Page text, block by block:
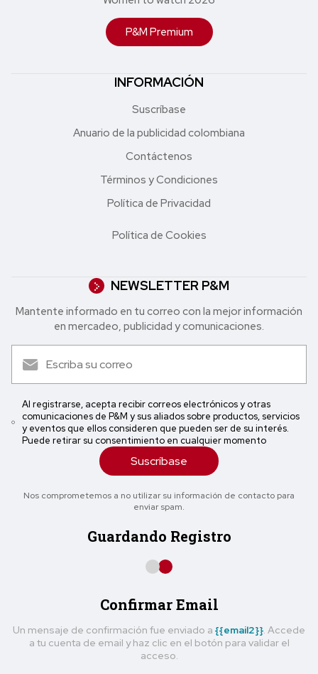
P&M Premium
INFORMACIÓN
Suscríbase
Anuario de la publicidad colombiana
Contáctenos
Términos y Condiciones
Política de Privacidad
Política de Cookies
NEWSLETTER P&M
Mantente informado en tu correo con la mejor in formación
en mercadeo, publicidad y comunicaciones.
Al registrarse, acepta recibir correos electrónicos y otras
comunicaciones de P&M y sus aliados sobre productos, servicios
y eventos que ellos consideren que pueden ser de su interés.
Puede retirar su consentimiento en cualquier momento
Suscríbase
Nos comprometemos a no utilizar su información de contacto para
enviar spam.
Guardando Registro
Confirmar Email
Un mensaje de confirmación fue enviado a {{email2}}. Accede
a tu cuenta de email y haz clic en el botón para validar el
acceso.